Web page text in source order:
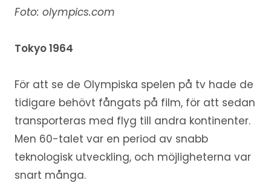
Foto: olympics.com
Tokyo 1964
För att se de Olympiska spelen på tv hade de
tidigare behövt fångats på film, för att sedan
transporteras med flyg till andra kontinenter.
Men 60-talet var en period av snabb
teknologisk utveckling, och möjligheterna var
snart många.